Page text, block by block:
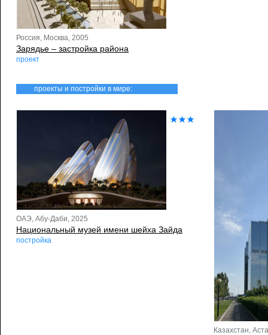
Россия, Москва, 2005
Зарядье – застройка района
проект
проекты и постройки в мире:
ОАЭ, Абу-Даби, 2025
Национальный музей имени шейха Зайда
постройка
Казахстан,